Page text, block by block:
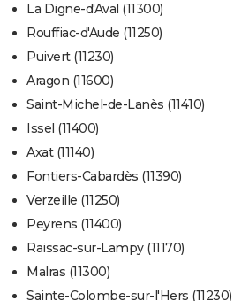
La Digne-d'Aval (11300)
Rouffiac-d'Aude (11250)
Puivert (11230)
Aragon (11600)
Saint-Michel-de-Lanès (11410)
Issel (11400)
Axat (11140)
Fontiers-Cabardès (11390)
Verzeille (11250)
Peyrens (11400)
Raissac-sur-Lampy (11170)
Malras (11300)
Sainte-Colombe-sur-l'Hers (11230)